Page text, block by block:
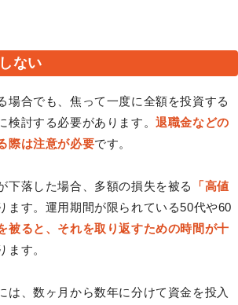
ない
場合でも、焦って一度に全額を投資する
検討する必要があります。退職金などの
際は注意が必要です。
下落した場合、多額の損失を被る
「高値
ます。運用期間が限られている50代や60
被ると、それを取り返すための時間が十
ます。
は、数ヶ月から数年に分けて資金を投入